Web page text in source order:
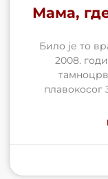
Мама,
Било је то
2008.
плавокосог